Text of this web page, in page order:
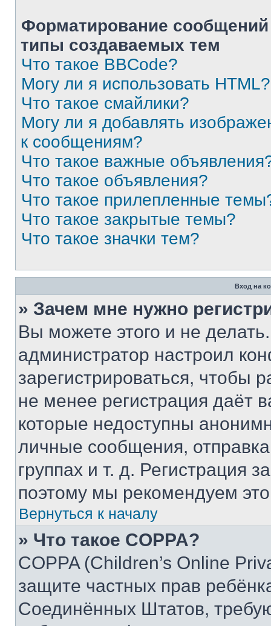
Форматирование
типы создаваемых тем
Что такое BBCode?
Могу ли я использовать HTML?
Что такое смайлики?
Могу ли я добавлять
к сообщениям?
Что такое важные
Что такое объявления?
Что такое прилепленные
Что такое закрытые темы?
Что такое значки тем?
Вход на
» Зачем мне нужно
Вы можете этого и не
администратор настроил
зарегистрироваться, чтобы
не менее регистрация даёт
которые недоступны
личные сообщения,
группах и т. д. Регистрация
поэтому мы рекомендуем
Вернуться к началу
» Что такое COPPA?
COPPA (Children’s Online
защите частных прав
Соединённых Штатов,